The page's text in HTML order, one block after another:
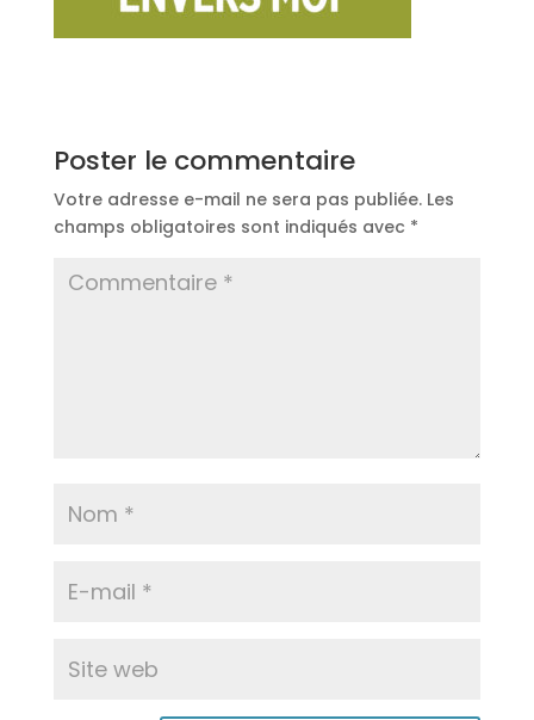
Poster le commentaire
Votre adresse e-mail ne sera pas publiée. Les
champs obligatoires sont indiqués avec *